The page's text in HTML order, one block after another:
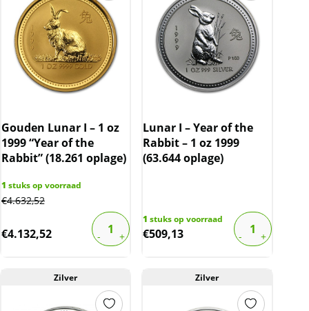
Gouden Lunar I – 1 oz
1999 “Year of the
Rabbit” (18.261 oplage)
1 stuks op voorraad
€4.632,52
€4.132,52
Lunar I – Year of the
Rabbit – 1 oz 1999
(63.644 oplage)
1 stuks op voorraad
€509,13
Zilver Zilver